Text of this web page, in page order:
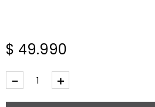
$ 49.990
＋
－